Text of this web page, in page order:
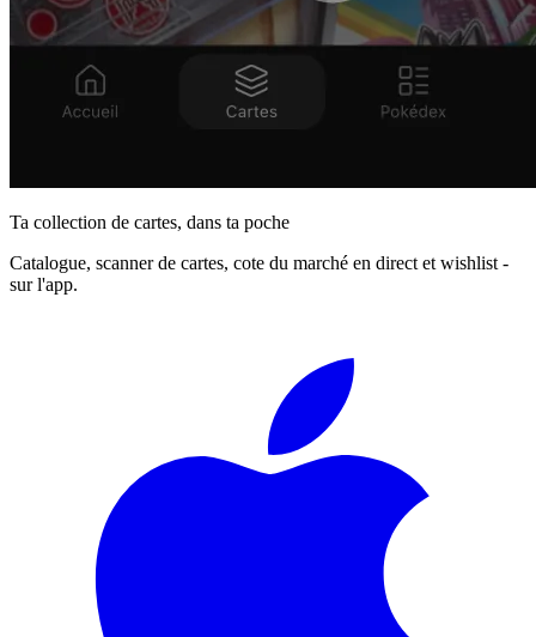
Ta collection de cartes, dans ta poche
Catalogue, scanner de cartes, cote du marché en direct et wishlist -
sur l'app.